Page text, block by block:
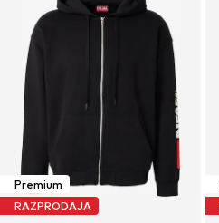
Premium
RAZPRODAJA